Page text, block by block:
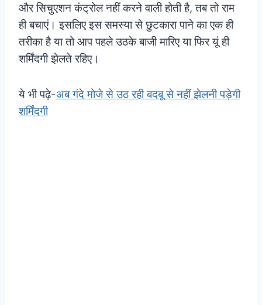
और सिचुएशन कंट्रोल नहीं करने वाली होती है, तब तो राम
ही बचाएं। इसलिए इस समस्या से छुटकारा पाने का एक ही
तरीका है या तो आप पहले उठके बाजी मारिए या फिर यूं ही
शर्मिंदगी झेलते रहिए।
ये भी पढ़े-अब गंदे मोजे से उठ रही बदबू से नहीं झेलनी पड़ेगी
शर्मिंदगी